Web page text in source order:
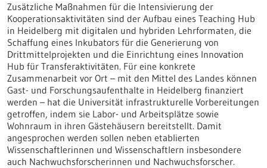
Zusätzliche Maßnahmen für die Intensivierung der
Kooperationsaktivitäten sind der Aufbau eines Teaching Hub
in Heidelberg mit digitalen und hybriden Lehrformaten, die
Schaffung eines Inkubators für die Generierung von
Drittmittelprojekten und die Einrichtung eines Innovation
Hub für Transferaktivitäten. Für eine konkrete
Zusammenarbeit vor Ort – mit den Mittel des Landes können
Gast- und Forschungsaufenthalte in Heidelberg finanziert
werden – hat die Universität infrastrukturelle Vorbereitungen
getroffen, indem sie Labor- und Arbeitsplätze sowie
Wohnraum in ihren Gästehäusern bereitstellt. Damit
angesprochen werden sollen neben etablierten
Wissenschaftlerinnen und Wissenschaftlern insbesondere
auch Nachwuchsforscherinnen und Nachwuchsforscher.